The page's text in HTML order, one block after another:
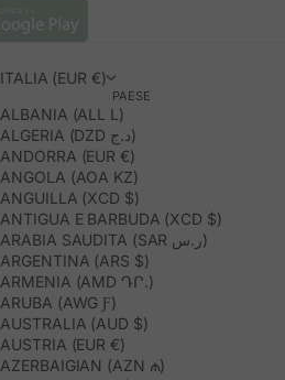
ITALIA (EUR €)
PAESE
ALBANIA (ALL L)
ALGERIA (DZD د.ج)
ANDORRA (EUR €)
ANGOLA (AOA KZ)
ANGUILLA (XCD $)
ANTIGUA E BARBUDA (XCD $)
ARABIA SAUDITA (SAR ر.س)
ARGENTINA (ARS $)
ARMENIA (AMD ԴՐ.)
ARUBA (AWG Ƒ)
AUSTRALIA (AUD $)
AUSTRIA (EUR €)
AZERBAIGIAN (AZN ₼)